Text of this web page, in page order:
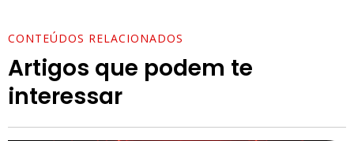
CONTEÚDOS RELACIONADOS
Artigos que podem te
interessar